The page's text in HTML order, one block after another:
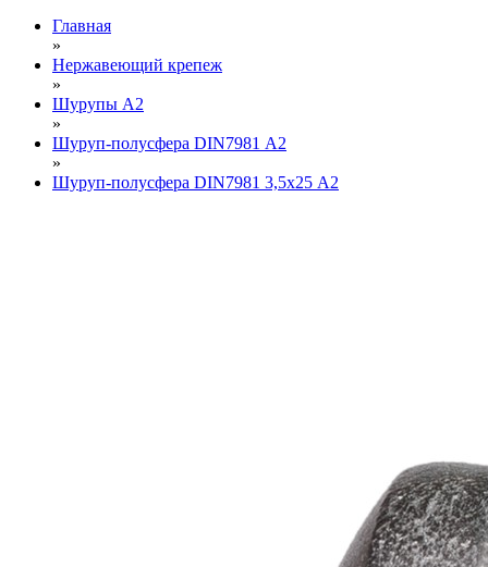
Главная
»
Нержавеющий крепеж
»
Шурупы А2
»
Шуруп-полусфера DIN7981 А2
»
Шуруп-полусфера DIN7981 3,5х25 А2